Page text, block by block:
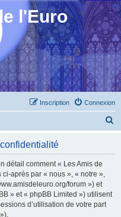
l'Euro
Connexion
Inscription
détail comment « Les Amis de
après par « nous », « notre »,
forum ») et
» et « phpBB Limited ») utilisent
d’utilisation de votre part